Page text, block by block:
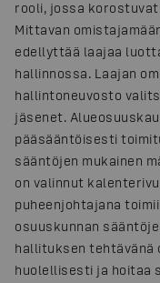
rooli, jossa
Mittavan
edellyttää laajaa
hallinnossa. Laajan
hallintoneuvosto
jäsenet.
pääsääntöisesti
sääntöjen mukainen
on valinnut
puheenjohtajana
osuuskunnan
hallituksen tehtävänä
huolellisesti ja hoitaa